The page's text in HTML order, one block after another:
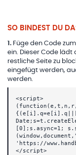
SO BINDEST DU
1 . Füge den Code
ein. Dieser Code lädt
restliche Seite zu
eingefügt werden,
werden.
<script>
[0];s.async=1;
'https://
</script>